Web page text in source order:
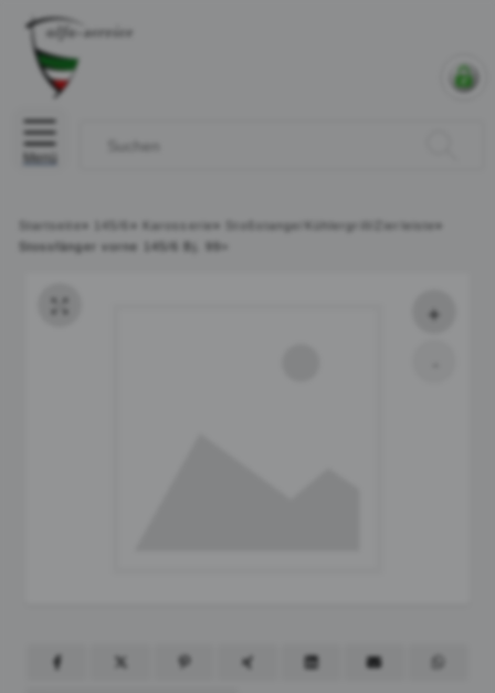
Menü
Startseite » » Karosserie » Stoßstange/Kühlergrill/Zierleiste »
Stossfänger vorne 145/6 Bj. 99>